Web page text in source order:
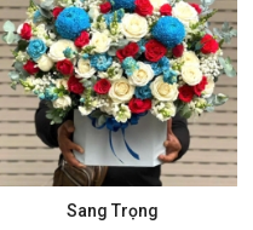
Sang Trọng
Mua ngay